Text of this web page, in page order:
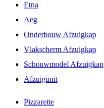
Etna
Aeg
Onderbouw Afzuigkap
Vlakscherm Afzuigkap
Schouwmodel Afzuigkap
Afzuigunit
Pizzarette